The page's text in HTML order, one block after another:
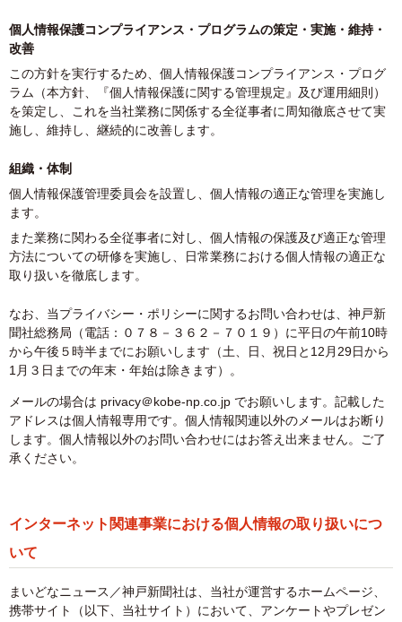
個人情報保護コンプライアンス・プログラムの策定・実施・維持・
改善
この方針を実行するため、個人情報保護コンプライアンス・プログ
ラム（本方針、『個人情報保護に関する管理規定』及び運用細則）
を策定し、これを当社業務に関係する全従事者に周知徹底させて実
施し、維持し、継続的に改善します。
組織・体制
個人情報保護管理委員会を設置し、個人情報の適正な管理を実施し
ます。
また業務に関わる全従事者に対し、個人情報の保護及び適正な管理
方法についての研修を実施し、日常業務における個人情報の適正な
取り扱いを徹底します。
なお、当プライバシー・ポリシーに関するお問い合わせは、神戸新
聞社総務局（電話：０７８－３６２－７０１９）に平日の午前10時
から午後５時半までにお願いします（土、日、祝日と12月29日から
1月３日までの年末・年始は除きます）。
メールの場合は privacy＠kobe-np.co.jp でお願いします。記載した
アドレスは個人情報専用です。個人情報関連以外のメールはお断り
します。個人情報以外のお問い合わせにはお答え出来ません。ご了
承ください。
インターネット関連事業における個人情報の取り扱いにつ
いて
まいどなニュース／神戸新聞社は、当社が運営するホームページ、
携帯サイト（以下、当社サイト）において、アンケートやプレゼン